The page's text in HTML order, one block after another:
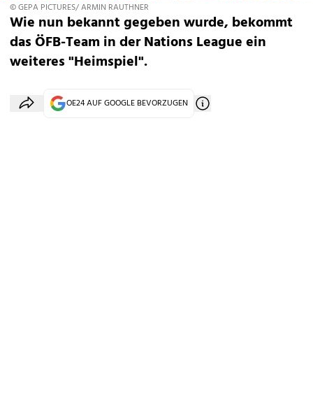
© GEPA PICTURES/ ARMIN RAUTHNER
Wie nun bekannt gegeben wurde, bekommt
das ÖFB-Team in der Nations League ein
weiteres "Heimspiel".
OE24 AUF GOOGLE BEVORZUGEN